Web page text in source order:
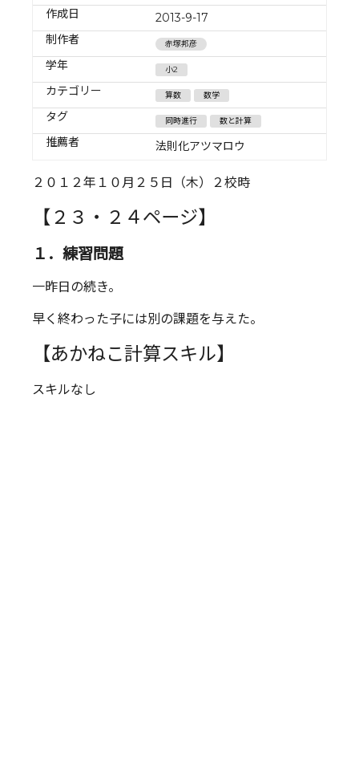
作成日
2013-9-17
制作者
赤塚邦彦
学年 小2
カテゴリー 算数 数学
タグ 同時進行 数と計算
推薦者 法則化アツマロウ
２０１２年１０月２５日（木）２校時
【２３・２４ページ】
１．練習問題
一昨日の続き。
早く終わった子には別の課題を与えた。
【あかねこ計算スキル】
スキルなし